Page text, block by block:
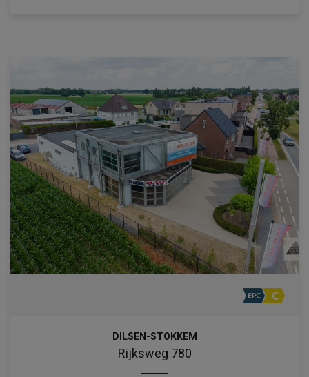
DILSEN-STOKKEM
Rijksweg 780